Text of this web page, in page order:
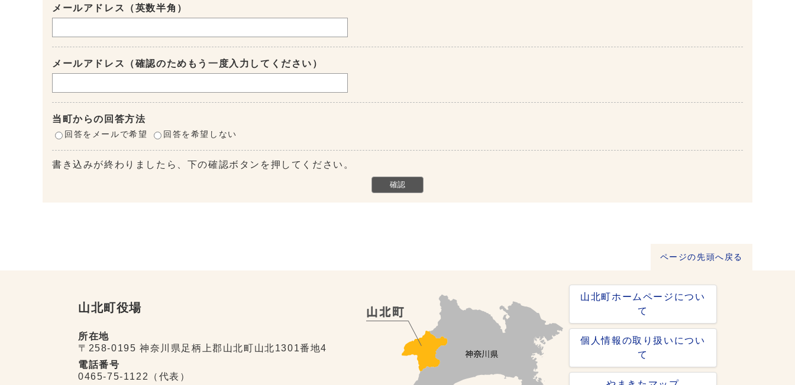
メールアドレス（英数半角）
メールアドレス（確認のためもう一度入力してください）
当町からの回答方法
回答をメールで希望 回答を希望しない
書き込みが終わりましたら、下の確認ボタンを押してください。
ページの先頭へ戻る
山北町役場
所在地
〒258-0195 神奈川県足柄上郡山北町山北1301番地4
電話番号
0465-75-1122（代表）
山北町ホームページについ
て
個人情報の取り扱いについ
て